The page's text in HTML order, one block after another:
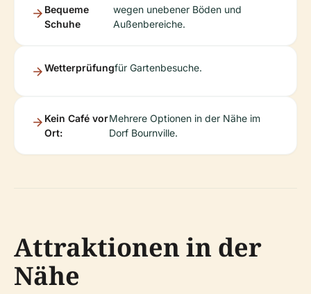
Bequeme
Schuhe
wegen unebener Böden und
Außenbereiche.
Wetterprüfungfür Gartenbesuche.
Kein Café vor
Ort:
Mehrere Optionen in der Nähe im
Dorf Bournville.
Attraktionen in der
Nähe